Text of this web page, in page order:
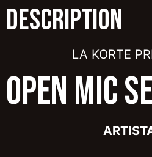
Description
LA KORTE
OPEN MIC